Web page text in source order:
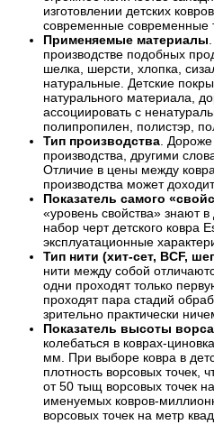
изготовлении детских
современные современные
Применяемые материалы
производстве подобных
шелка, шерсти, хлопка,
натуральные. Детские
натурального материала,
ассоциировать с
полипропилен, полистэр,
Тип производства. Дороже
производства, другими
Отличие в цены между
производства может
Показатель самого
«уровень свойства» знают
набор черт детского ковра
эксплуатационные
Тип нити (хит-сет, BCF,
нити между собой
одни проходят только
проходят пара стадий
зрительно практически
Показатель высоты ворса
колебаться в коврах-
мм. При выборе ковра в
плотность ворсовых точек,
от 50 тыщ ворсовых точек
именуемых ковров-
ворсовых точек на метр